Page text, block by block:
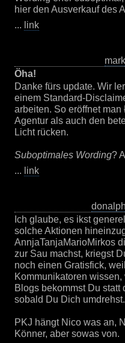
hier den Ausverkauf des
... link
Öha!
Danke fürs update. Wir
einem Standard-
arbeiten. So eröffnet man
Agentur als auch den
Licht rücken.
Suboptimales Wording?
... link
Ich glaube, es ikst
solche Aktionen
AnnjaTanjaMarioMirkos
zur Sau machst, kriegst
noch einen Gratisfick,
Kommunikatoren
Blogs bekommst Du
sobald Du Dich umdrehst.
PKJ hängt Nico was an,
Könner, aber sowas von.